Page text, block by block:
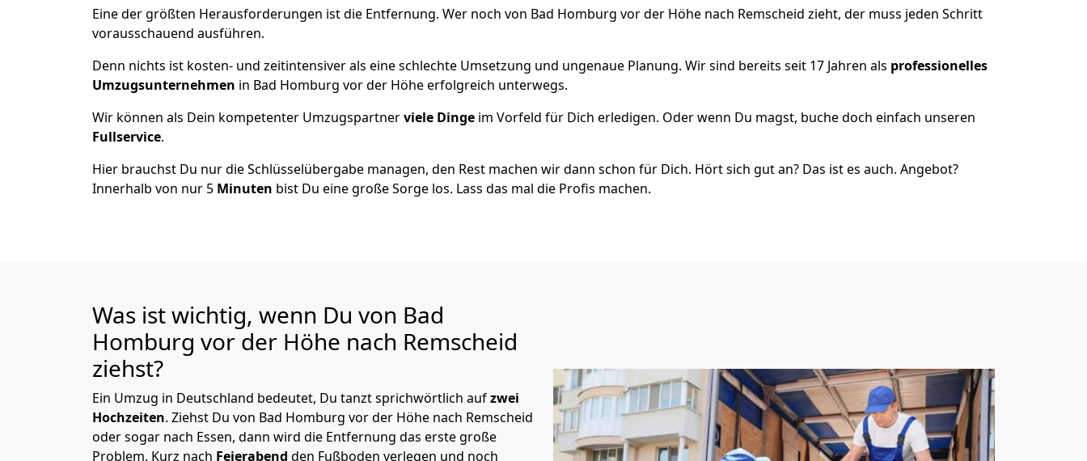
Eine der größten Herausforderungen ist die Entfernung. Wer noch von Bad Homburg vor der Höhe nach Remscheid zieht, der muss jeden Schritt
vorausschauend ausführen.
Denn nichts ist kosten- und zeitintensiver als eine schlechte Umsetzung und ungenaue Planung. Wir sind bereits seit 17 Jahren als professionelles
Umzugsunternehmen in Bad Homburg vor der Höhe erfolgreich unterwegs.
Wir können als Dein kompetenter Umzugspartnerviele Dinge im Vorfeld für Dich erledigen. Oder wenn Du magst, buche doch einfach unseren
Fullservice.
Hier brauchst Du nur die Schlüsselübergabe managen, den Rest machen wir dann schon für Dich. Hört sich gut an? Das ist es auch. Angebot?
Innerhalb von nur 5 Minuten bist Du eine große Sorge los. Lass das mal die Profis machen.
Was ist wichtig, wenn Du von Bad
Homburg vor der Höhe nach Remscheid
ziehst?
Ein Umzug in Deutschland bedeutet, Du tanzt sprichwörtlich aufzwei
Hochzeiten. Ziehst Du von Bad Homburg vor der Höhe nach Remscheid
oder sogar nach Essen, dann wird die Entfernung das erste große
Problem. Kurz nach Feierabend den Fußboden verlegen und noch